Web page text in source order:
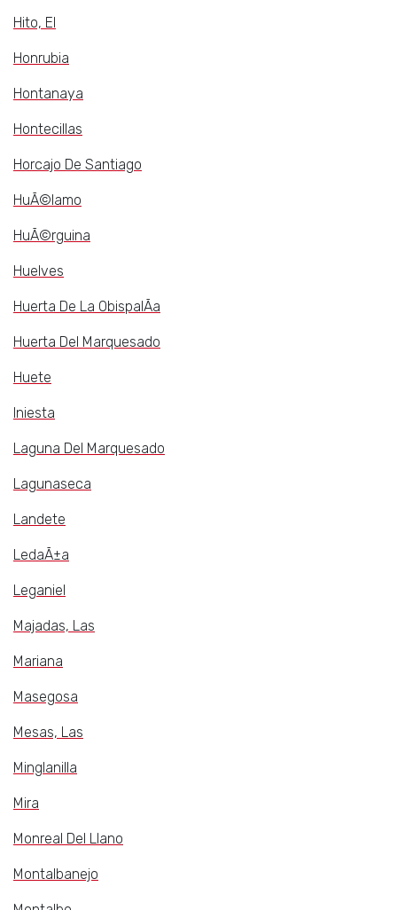
Hito, El
Honrubia
Hontanaya
Hontecillas
Horcajo De Santiago
HuÃ©lamo
HuÃ©rguina
Huelves
Huerta De La ObispalÃ­a
Huerta Del Marquesado
Huete
Iniesta
Laguna Del Marquesado
Lagunaseca
Landete
LedaÃ±a
Leganiel
Majadas, Las
Mariana
Masegosa
Mesas, Las
Minglanilla
Mira
Monreal Del Llano
Montalbanejo